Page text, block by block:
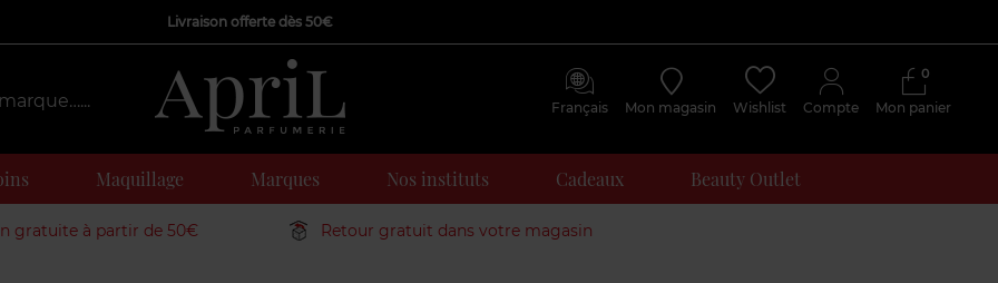
Livraison offerte dès 50€
Français Mon magasin Wishlist Compte Mon panier
0
Maquillage Marques Nos instituts Cadeaux Beauty Outlet
gratuite à partir de 50€ Retour gratuit dans votre magasin